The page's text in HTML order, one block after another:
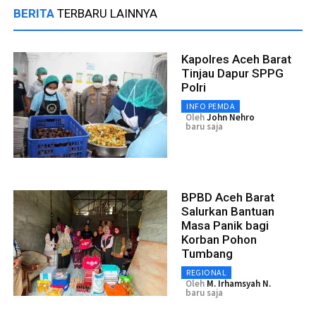
BERITA TERBARU LAINNYA
Kapolres Aceh Barat
Tinjau Dapur SPPG
Polri
INFO PEMDA
OlehJohn Nehro
baru saja
BPBD Aceh Barat
Salurkan Bantuan
Masa Panik bagi
Korban Pohon
Tumbang
REGIONAL
Oleh M. Irhamsyah N.
baru saja